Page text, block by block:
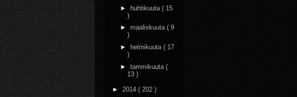
► huhtikuuta ( 15
)
► maaliskuuta ( 9
)
►
helmikuuta ( 17
)
► tammikuuta (
13 )
► 2014 ( 202 )